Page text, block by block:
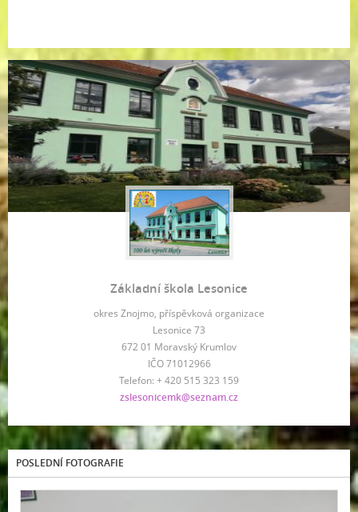
Základní škola Lesonice
okres Znojmo, příspěvková organizace
Lesonice 73
672 01 Moravský Krumlov
IČO 71012966
Telefon: + 420 515 323 159
zslesonicemk@seznam.cz
POSLEDNÍ FOTOGRAFIE